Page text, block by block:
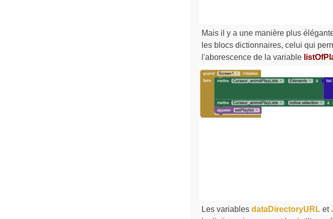
Mais il y a une manière plus
les blocs dictionnaires, celui qui
l'aborescence de la variable
Les variables dataDirectoryURLet